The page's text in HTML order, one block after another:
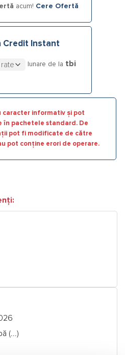
acum! Cere Ofertă
Credit Instant
lunare de la tbi
caracter informativ și pot
în pachetele standard. De
pot fi modificate de către
pot conține erori de operare.
(...)